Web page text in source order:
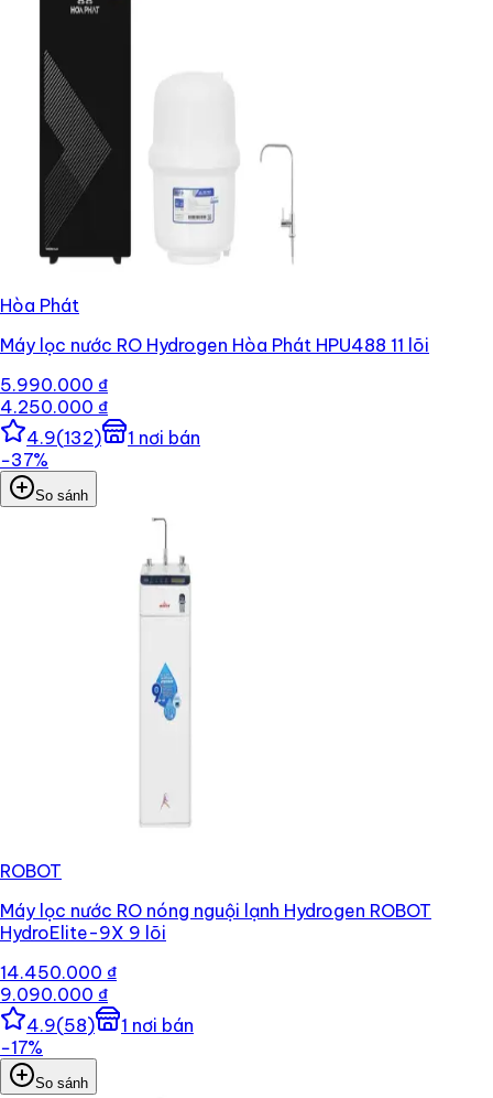
Hòa Phát
Máy lọc nước RO Hydrogen Hòa Phát HPU488 11 lõi
5.990.000 ₫
4.250.000 ₫
4.9(132) 1 nơi bán
−37%
So sánh
ROBOT
Máy lọc nước RO nóng nguội lạnh Hydrogen ROBOT
HydroElite-9X 9 lõi
14.450.000 ₫
9.090.000 ₫
4.9(58) 1 nơi bán
−17%
So sánh